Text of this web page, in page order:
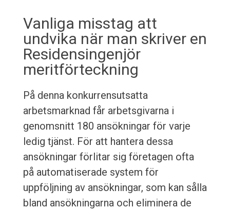
Vanliga misstag att
undvika när man skriver en
Residensingenjör
meritförteckning
På denna konkurrensutsatta
arbetsmarknad får arbetsgivarna i
genomsnitt 180 ansökningar för varje
ledig tjänst. För att hantera dessa
ansökningar förlitar sig företagen ofta
på automatiserade system för
uppföljning av ansökningar, som kan sålla
bland ansökningarna och eliminera de